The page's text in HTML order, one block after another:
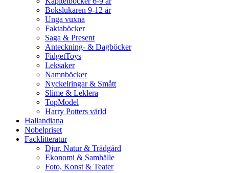
Bokslukaren 9-12 år
Unga vuxna
Faktaböcker
Saga & Present
Anteckning- & Dagböcker
FidgetToys
Leksaker
Namnböcker
Nyckelringar & Smått
Slime & Leklera
TopModel
Harry Potters värld
Hallandiana
Nobelpriset
Facklitteratur
Djur, Natur & Trädgård
Ekonomi & Samhälle
Foto, Konst & Teater